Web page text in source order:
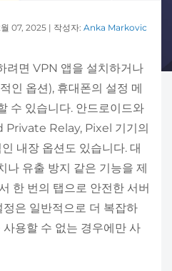
07, 2025 | 작성자: Anka Markovic
려면 VPN 앱을 설치하거나
인 옵션), 휴대폰의 설정 메
수 있습니다. 안드로이드와
Private Relay, Pixel 기기의
내장 옵션도 있습니다. 대
나 유출 방지 같은 기능을 제
한 번의 탭으로 안전한 서버
은 일반적으로 더 복잡하
용할 수 없는 경우에만 사